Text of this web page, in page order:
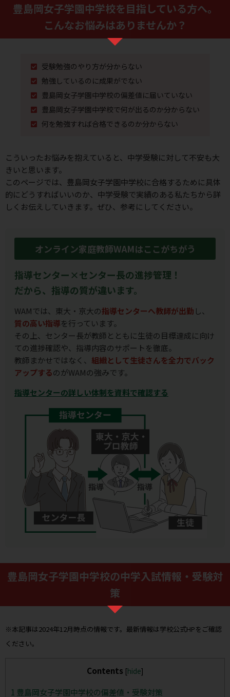
豊島岡女子学園中学校を⽬指している⽅へ。
こんなお悩みはありませんか？
受験勉強のやり⽅が分からない
勉強しているのに成果がでない
豊島岡女子学園中学校の偏差値に届いていない
豊島岡女子学園中学校で何が出るのか分からない
何を勉強すれば合格できるのか分からない
こういったお悩みを抱えていると、中学受験に対して不安も⼤
きいと思います。
このページでは、豊島岡女子学園中学校に合格するために具体
的にどうすればいいのか、 中学受験で実績のある私たちから詳
しくお伝えしていきます。ぜひ、参考にしてください。
オンライン家庭教師WAMはここがちがう
指導センター×センター長の進捗管理！
だから、指導の質が違います。
WAMでは、東大・京大の指導センターへ教師が出勤 し、
質の高い指導を行っています。
その上、センター長が教師とともに生徒の目標達成に向け
ての進捗確認や、指導内容のサポートを徹底。
教師まかせではなく、 組織として生徒さんを全力でバック
アップするのがWAMの強みです。
指導センターの詳しい体制を資料で確認する
豊島岡女子学園中学校の中学入試情報・受験対
策
※本記事は2024年12月時点の情報です。最新情報は学校公式HPをご確認
ください。
Contents [hide]
1 豊島岡女子学園中学校の偏差値・受験対策